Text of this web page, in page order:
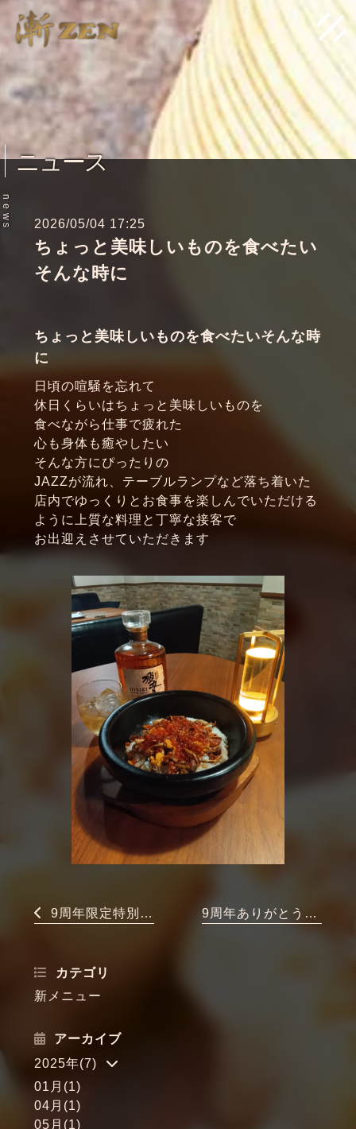
ニュース
n
e
w
s 2026/05/04 17:25
ちょっと美味しいものを食べたい
そんな時に
ちょっと美味しいものを食べたいそんな時
に
日頃の喧騒を忘れて
休日くらいはちょっと美味しいものを
食べながら仕事で疲れた
心も身体も癒やしたい
そんな方にぴったりの
JAZZが流れ、テーブルランプなど落ち着いた
店内でゆっくりとお食事を楽しんでいただける
ように上質な料理と丁寧な接客で
お出迎えさせていただきます
9周年限定特別コースご案内 9周年ありがとうございます
カテゴリ
新メニュー
アーカイブ
2025年(7)
01月(1)
04月(1)
05月(1)